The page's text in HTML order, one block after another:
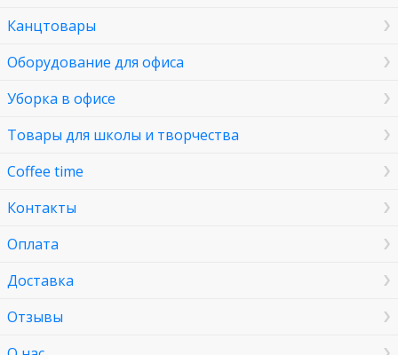
Канцтовары
Оборудование для офиса
Уборка в офисе
Товары для школы и творчества
Coffee time
Контакты
Оплата
Доставка
Отзывы